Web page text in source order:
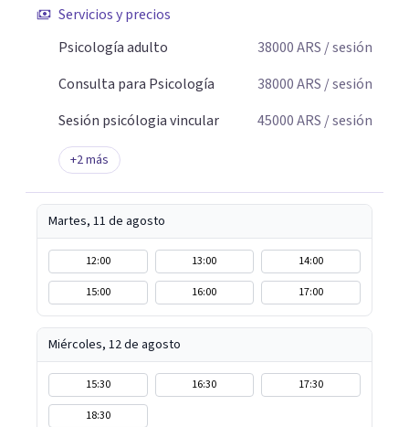
Servicios y precios
Psicología adulto
38000ARS / sesión
Consulta para Psicología
38000ARS / sesión
Sesión psicólogia vincular
45000ARS / sesión
+2más
Martes, 11 de agosto
12:00 13:00
14:00
15:00
16:00 17:00
Miércoles, 12 de agosto
15:30 16:30
17:30
18:30